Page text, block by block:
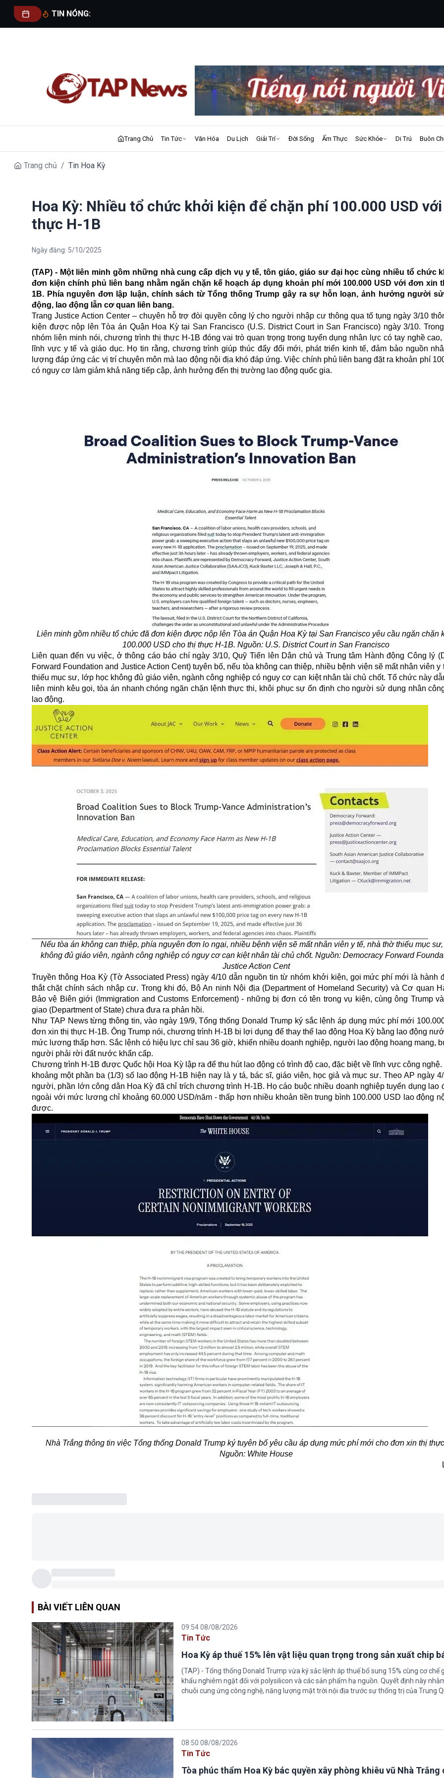
TIN NÓNG:
Trang Chủ Tin Tức Văn Hóa Du Lịch Giải Trí Đời Sống Ẩm Thực Sức Khỏe Di Trú Buôn
Trang chủ / Tin Hoa Kỳ
Hoa Kỳ: Nhiều tổ chức khởi kiện để chặn phí 100.000 USD
thực H-1B
Ngày đăng: 5/10/2025
(TAP) - Một liên minh gồm những nhà cung cấp dịch vụ y tế, tôn giáo, giáo sư đại học cùng nhiều tổ chức
đơn kiện chính phủ liên bang nhằm ngăn chặn kế hoạch áp dụng khoản phí mới 100.000 USD với đơn xin
1B. Phía nguyên đơn lập luận, chính sách từ Tổng thống Trump gây ra sự hỗn loạn, ảnh hưởng người
động, lao động lẫn cơ quan liên bang.
Trang Justice Action Center – chuyên hỗ trợ đòi quyền công lý cho người nhập cư thông qua tố tụng ngày 3/10
kiện được nộp lên Tòa án Quận Hoa Kỳ tại San Francisco (U.S. District Court in San Francisco) ngày 3/10.
nhóm liên minh nói, chương trình thị thực H-1B đóng vai trò quan trọng trong tuyển dụng nhân lực có tay nghề
lĩnh vực y tế và giáo dục. Họ tin rằng, chương trình giúp thúc đẩy đổi mới, phát triển kinh tế, đảm bảo nguồn
lượng đáp ứng các vị trí chuyên môn mà lao động nội địa khó đáp ứng. Việc chính phủ liên bang đặt ra khoản phí
có nguy cơ làm giảm khả năng tiếp cập, ảnh hưởng đến thị trường lao động quốc gia.
Liên minh gồm nhiều tổ chức đã đơn kiện được nộp lên Tòa án Quận Hoa Kỳ tại San Francisco yêu cầu ngăn chặn
100.000 USD cho thị thực H-1B. Nguồn: U.S. District Court in San Francisco
Liên quan đến vụ việc, ở thông cáo báo chí ngày 3/10, Quỹ Tiến lên Dân chủ và Trung tâm Hành động Công lý
Forward Foundation and Justice Action Cent) tuyên bố, nếu tòa không can thiệp, nhiều bệnh viện sẽ mất nhân viên y
thiếu mục sư, lớp học không đủ giáo viên, ngành công nghiệp có nguy cơ cạn kiệt nhân tài chủ chốt. Tổ chức này
liên minh kêu gọi, tòa án nhanh chóng ngăn chặn lệnh thực thi, khôi phục sự ổn định cho người sử dụng nhân
lao động.
Nếu tòa án không can thiệp, phía nguyên đơn lo ngại, nhiều bệnh viện sẽ mất nhân viên y tế, nhà thờ thiếu mục
không đủ giáo viên, ngành công nghiệp có nguy cơ cạn kiệt nhân tài chủ chốt. Nguồn: Democracy Forward
Justice Action Cent
Truyền thông Hoa Kỳ (Tờ Associated Press) ngày 4/10 dẫn nguồn tin từ nhóm khởi kiện, gọi mức phí mới là hành
thắt chặt chính sách nhập cư. Trong khi đó, Bộ An ninh Nội địa (Department of Homeland Security) và Cơ quan
Bảo vệ Biên giới (Immigration and Customs Enforcement) - những bị đơn có tên trong vụ kiện, cùng ông Trump
giao (Department of State) chưa đưa ra phản hồi.
Như TAP News từng thông tin, vào ngày 19/9, Tổng thống Donald Trump ký sắc lệnh áp dụng mức phí mới
đơn xin thị thực H-1B. Ông Trump nói, chương trình H-1B bị lợi dụng để thay thế lao động Hoa Kỳ bằng lao động
mức lương thấp hơn. Sắc lệnh có hiệu lực chỉ sau 36 giờ, khiến nhiều doanh nghiệp, người lao động hoang mang,
người phải rời đất nước khẩn cấp.
Chương trình H-1B được Quốc hội Hoa Kỳ lập ra để thu hút lao động có trình độ cao, đặc biệt về lĩnh vực công nghệ.
khoảng một phần ba (1/3) số lao động H-1B hiện nay là y tá, bác sĩ, giáo viên, học giả và mục sư. Theo AP ngày
người, phần lớn công dân Hoa Kỳ đã chỉ trích chương trình H-1B. Họ cáo buộc nhiều doanh nghiệp tuyển dụng lao
ngoài với mức lương chỉ khoảng 60.000 USD/năm - thấp hơn nhiều khoản tiền trung bình 100.000 USD lao động
được.
Nhà Trắng thông tin việc Tổng thống Donald Trump ký tuyên bố yêu cầu áp dụng mức phí mới cho đơn xin thị
Nguồn: White House
BÀI VIẾT LIÊN QUAN
09:54 08/08/2026
Tin Tức
Hoa Kỳ áp thuế 15% lên vật liệu quan trọng trong sản xuất chip
(TAP) - Tổng thống Donald Trump vừa ký sắc lệnh áp thuế bổ sung 15% cùng cơ chế
khẩu nghiêm ngặt đối với polysilicon và các sản phẩm hạ nguồn. Quyết định này
chuỗi cung ứng công nghệ, năng lượng mặt trời nội địa trước sự thống trị của Trung
08:50 08/08/2026
Tin Tức
Tòa phúc thẩm Hoa Kỳ bác quyền xây phòng khiêu vũ Nhà Trắng